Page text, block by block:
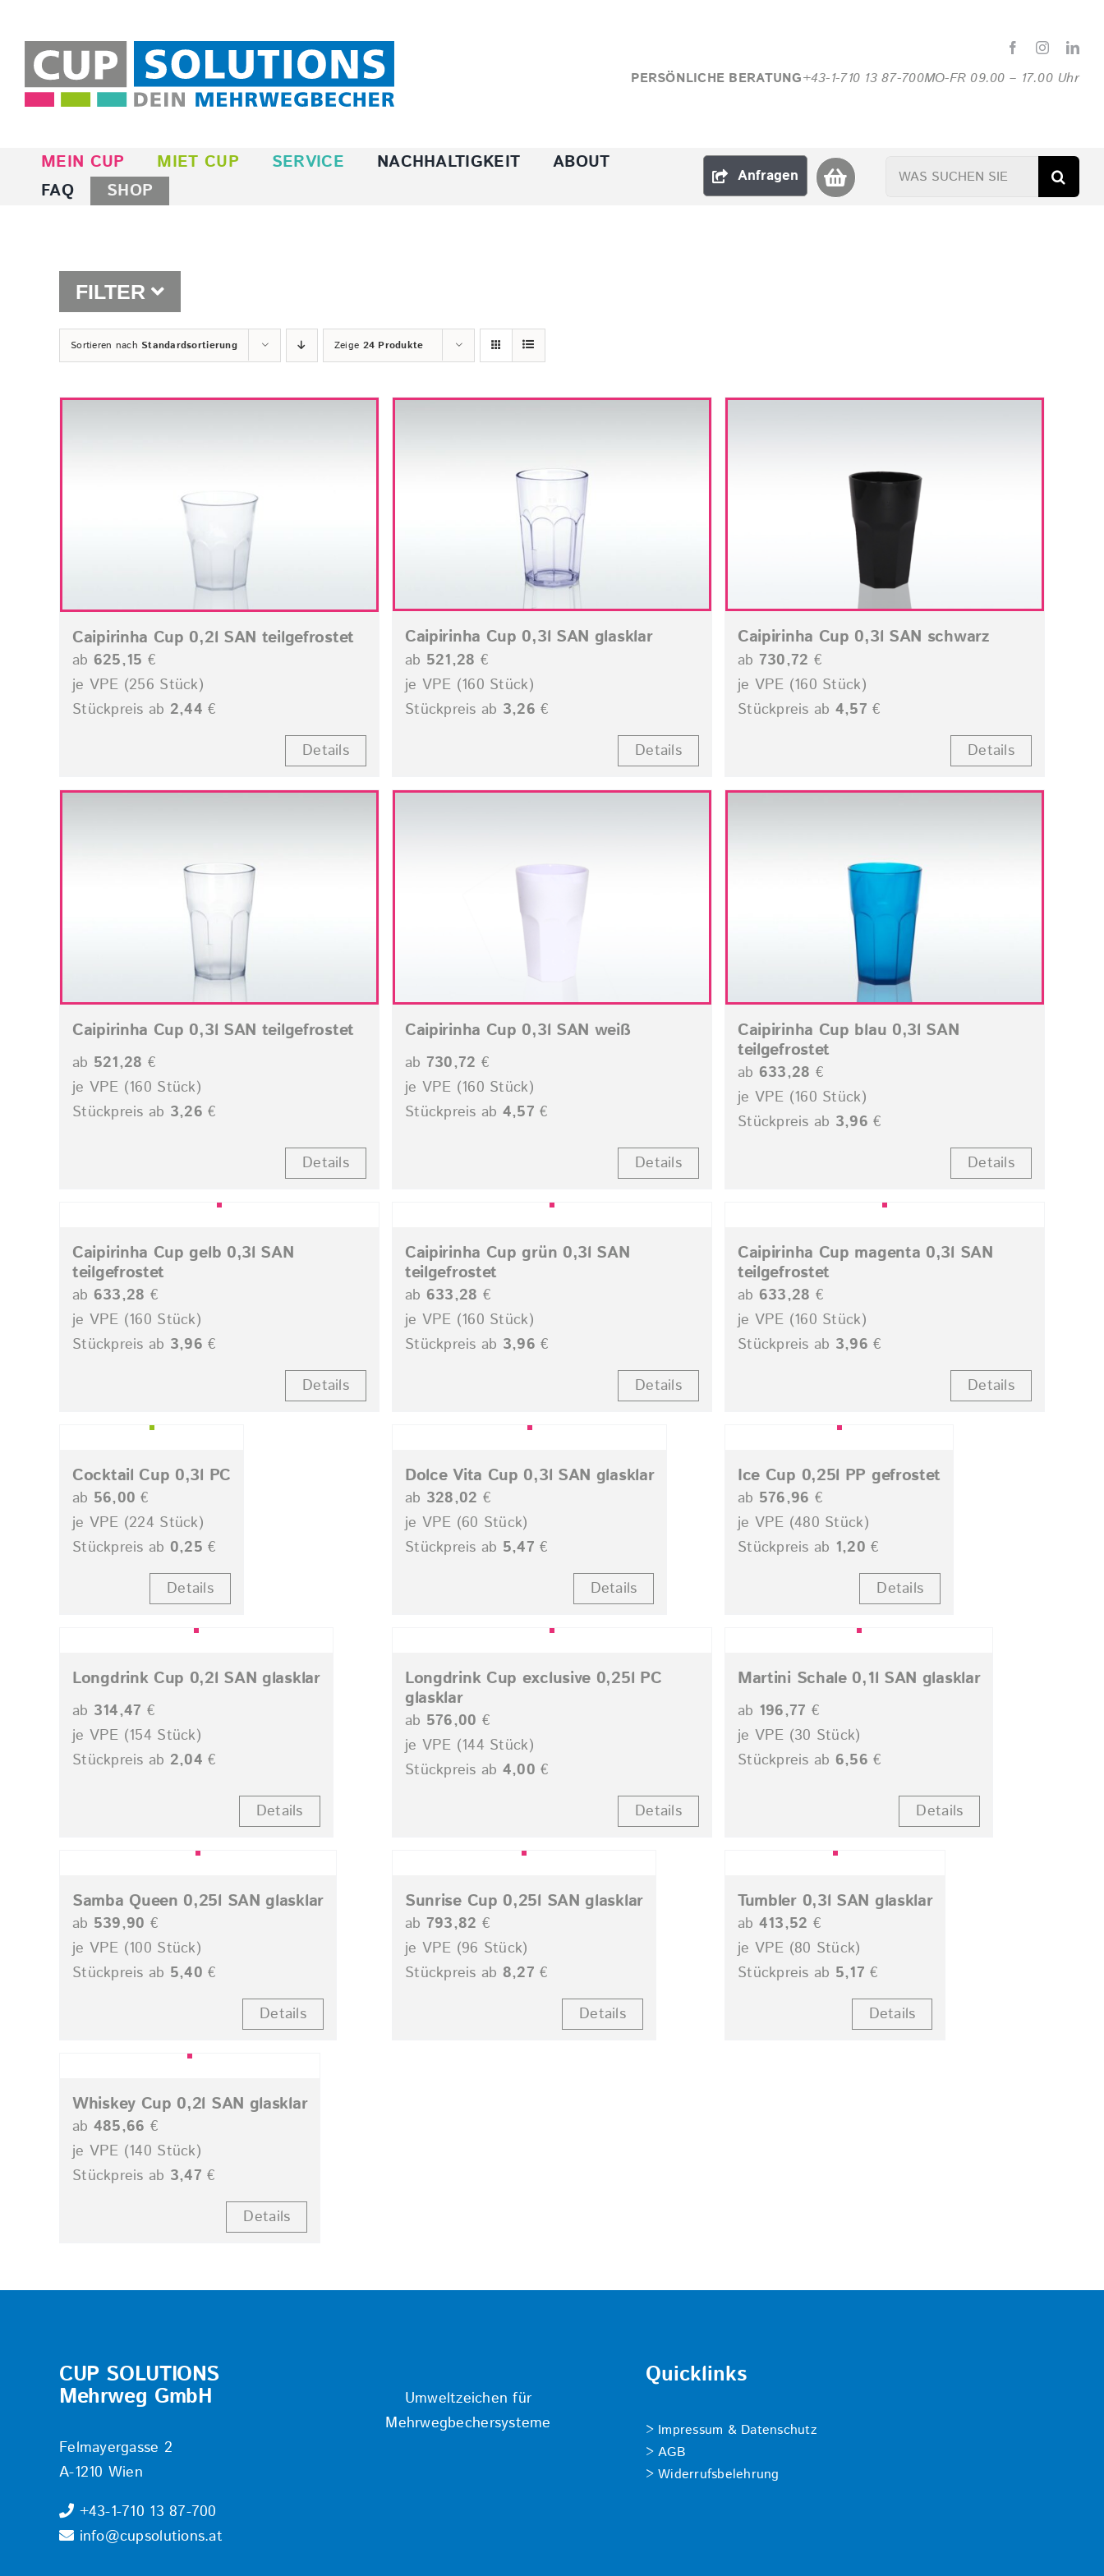
Inhalt
springen
PERSÖNLICHE BERATUNG+43-1-710 13 87-700MO-FR 09.00 – 17.00 Uhr
MEIN CUP MIET CUP SERVICE NACHHALTIGKEIT
ABOUT
FAQ
SHOP
Anfragen
Suche
FILTER
Sortieren nach Standardsortierung Zeige 24 Produkte
Caipirinha Cup 0,2l SAN teilgefrostet
ab 625,15 €
je VPE (256 Stück)
Stückpreis ab 2,44 €
Details
Caipirinha Cup 0,3l SAN glasklar
ab 521,28 €
je VPE (160 Stück)
Stückpreis ab 3,26 €
Details
Caipirinha Cup 0,3l SAN schwarz
ab 730,72 €
je VPE (160 Stück)
Stückpreis ab 4,57 €
Details
Caipirinha Cup 0,3l SAN teilgefrostet
ab 521,28 €
je VPE (160 Stück)
Stückpreis ab 3,26 €
Details
Caipirinha Cup 0,3l SAN weiß
ab 730,72 €
je VPE (160 Stück)
Stückpreis ab 4,57 €
Details
Caipirinha Cup blau 0,3l SAN
teilgefrostet
ab 633,28 €
je VPE (160 Stück)
Stückpreis ab 3,96 €
Details
Caipirinha Cup gelb 0,3l SAN
teilgefrostet
ab 633,28 €
je VPE (160 Stück)
Stückpreis ab 3,96 €
Details
Caipirinha Cup grün 0,3l SAN
teilgefrostet
ab 633,28 €
je VPE (160 Stück)
Stückpreis ab 3,96 €
Details
Caipirinha Cup magenta 0,3l SAN
teilgefrostet
ab 633,28 €
je VPE (160 Stück)
Stückpreis ab 3,96 €
Details
Cocktail Cup 0,3l PC
ab 56,00 €
je VPE (224 Stück)
Stückpreis ab 0,25 €
Details
Dolce Vita Cup 0,3l SAN glasklar
ab 328,02 €
je VPE (60 Stück)
Stückpreis ab 5,47 €
Details
Ice Cup 0,25l PP gefrostet
ab 576,96 €
je VPE (480 Stück)
Stückpreis ab 1,20 €
Details
Longdrink Cup 0,2l SAN glasklar
ab 314,47 €
je VPE (154 Stück)
Stückpreis ab 2,04 €
Details
Longdrink Cup exclusive 0,25l PC
glasklar
ab 576,00 €
je VPE (144 Stück)
Stückpreis ab 4,00 €
Details
Martini Schale 0,1l SAN glasklar
ab 196,77 €
je VPE (30 Stück)
Stückpreis ab 6,56 €
Details
Samba Queen 0,25l SAN glasklar
ab 539,90 €
je VPE (100 Stück)
Stückpreis ab 5,40 €
Details
Sunrise Cup 0,25l SAN glasklar
ab 793,82 €
je VPE (96 Stück)
Stückpreis ab 8,27 €
Details
Tumbler 0,3l SAN glasklar
ab 413,52 €
je VPE (80 Stück)
Stückpreis ab 5,17 €
Details
Whiskey Cup 0,2l SAN glasklar
ab 485,66 €
je VPE (140 Stück)
Stückpreis ab 3,47 €
Details
CUP SOLUTIONS
Mehrweg GmbH
Felmayergasse 2
A-1210 Wien
+43-1-710 13 87-700
info@cupsolutions.at
Umweltzeichen für
Mehrwegbechersysteme
Quicklinks
Impressum & Datenschutz
AGB
Widerrufsbelehrung